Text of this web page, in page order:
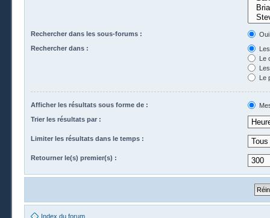
Rechercher dans les sous-forums :
Oui
Rechercher dans :
Le
Le
Afficher les résultats sous forme de :
Trier les résultats par :
Limiter les résultats dans le temps :
Retourner le(s) premier(s) :
Index du forum